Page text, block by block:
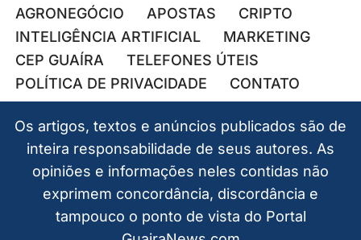
AGRONEGÓCIO APOSTAS
CRIPTO
INTELIGÊNCIA ARTIFICIAL
MARKETING
CEP GUAÍRA
TELEFONES ÚTEIS
POLÍTICA DE PRIVACIDADE
CONTATO
Os artigos, textos e anúncios publicados são de
inteira responsabilidade de seus autores. As
opiniões e informações neles contidas não
exprimem concordância, discordância e
tampouco o ponto de vista do Portal